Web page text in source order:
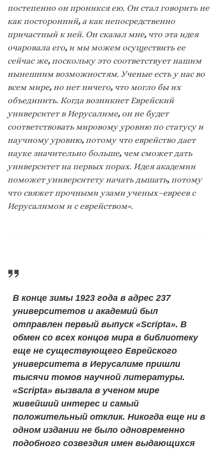
постепенно он проникся ею. Он стал говорить не
как посторонний,а как непосредственно
причастный к ней. Он сказал мне,что эта идея
очаровала его,и мы можем осуществить ее
сейчас же,поскольку это соответствует нашим
нынешним возможностям. Ученые есть у нас во
всем мире,но нет ничего,что могло бы их
объединить. Когда возникнет Еврейский
университет в Иерусалиме,он не будет
соответствовать мировому уровню по статусу и
научному уровню,потому что еврейство дает
науке значительно больше,чем сможет дать
университет на первых порах. Идея академии
поможет университету начать дышать,потому
что свяжет прочными узами ученых–евреев с
Иерусалимом и с еврейством».
В конце зимы 1923 года в адрес 237
университетов и академий был
отправлен первый выпуск «Scripta». В
обмен со всех концов мира в библиотеку
еще не существующего Еврейского
университета в Иерусалиме пришли
тысячи томов научной литературы.
«Scripta» вызвала в ученом мире
живейший интерес и самый
положительный отклик. Никогда еще ни в
одном издании не было одновременно
подобного созвездия имен выдающихся